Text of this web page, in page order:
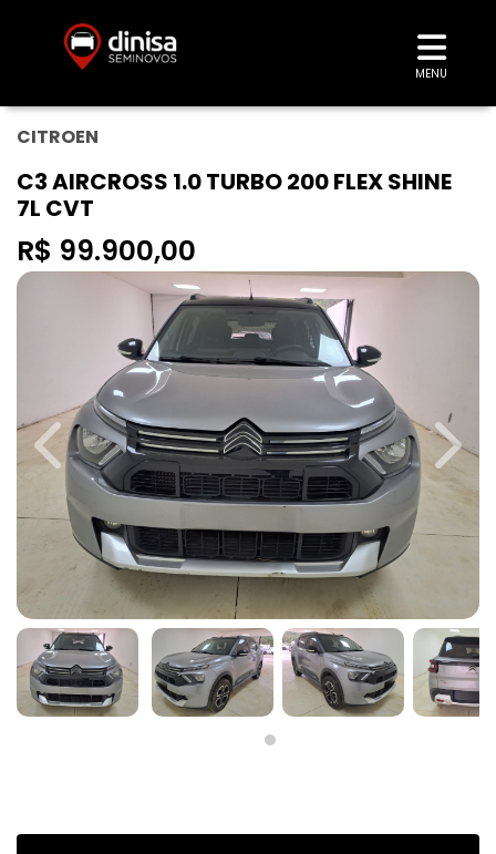
MENU
CITROEN
C3 AIRCROSS 1.0 TURBO 200 FLEX SHINE
7L CVT
R$ 99.900,00
Previous Next